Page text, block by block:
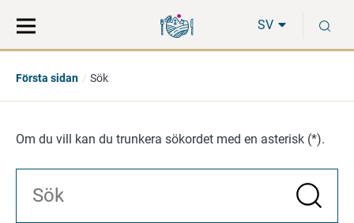
direkt
till
på
hela
SV
Första sidan Sök
Om du vill kan du trunkera sökordet med en asterisk (*).